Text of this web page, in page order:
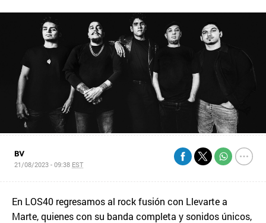
BV
21/08/2023 - 09:38 EST
En LOS40 regresamos al rock fusión con Llevarte a
Marte, quienes con su banda completa y sonidos únicos,